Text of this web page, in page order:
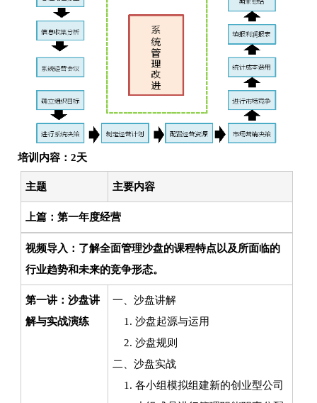
培训内容：2天
主题 主要内容
上篇：第一年度经营
视频导入：了解全面管理沙盘的课程特点以及所面临的
行业趋势和未来的竞争形态。
第一讲：沙盘讲
解与实战演练
一、沙盘讲解
1. 沙盘起源与运用
2. 沙盘规则
二、沙盘实战
1. 各小组模拟组建新的创业型公司